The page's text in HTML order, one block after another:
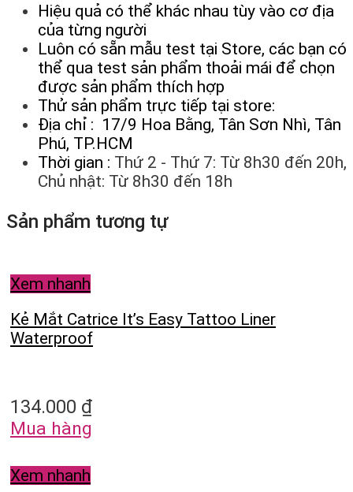
Hiệu quả có thể khác nhau tùy vào cơ địa
của từng người
Luôn có sẵn mẫu test tại Store, các bạn có
thể qua test sản phẩm thoải mái để chọn
được sản phẩm thích hợp
Thử sản phẩm trực tiếp tại store:
Địa chỉ : 17/9 Hoa Bằng, Tân Sơn Nhì, Tân
Phú, TP.HCM
Thời gian : Thứ 2 - Thứ 7: Từ 8h30 đến 20h,
Chủ nhật: Từ 8h30 đến 18h
Sản phẩm tương tự
Xem nhanh
Kẻ Mắt Catrice It’s Easy Tattoo Liner
Waterproof
134.000 ₫
Mua hàng
Xem nhanh